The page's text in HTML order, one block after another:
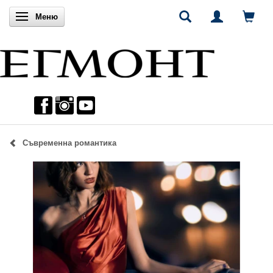
Включи навигацията
Меню
Съвременна романтика